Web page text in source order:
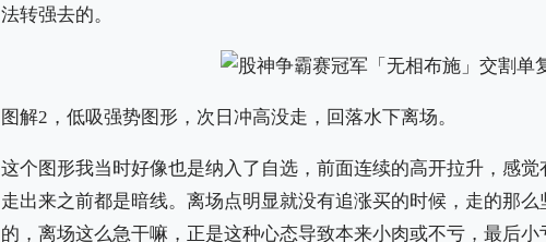
法转强去的。
图解2，低吸强势图形，次日冲高没走，回落水下离场。
这个图形我当时好像也是纳入了自选，前面连续的高开拉升，感
走出来之前都是暗线。离场点明显就没有追涨买的时候，走的那
的，离场这么急干嘛，正是这种心态导致本来小肉或不亏，最后小